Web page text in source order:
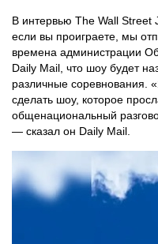
В интервью The Wall
если вы проиграете, мы
времена администрации
Daily Mail, что шоу будет
различные соревнования.
сделать шоу, которое
общенациональный
— сказал он Daily Mail.